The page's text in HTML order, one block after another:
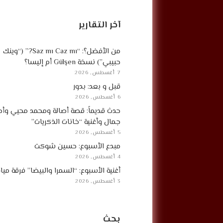
آخر التقارير
من الأفضل؟: “Saz mı Caz mı?” (“وينك
حبيبي”) نسخة Gülşen أم إليسا؟
7 أغسطس, 2026
قبل و بعد: بدور
6 أغسطس, 2026
حدث قديماً: قصة أصالة ومحمد محيي
جمال وأغنية “خانات الذكريات”
5 أغسطس, 2026
مبدع الأسبوع: حسين شوكت
4 أغسطس, 2026
أغنية الأسبوع: “السمرا والبيضا” فرقة
3 أغسطس, 2026
بحث